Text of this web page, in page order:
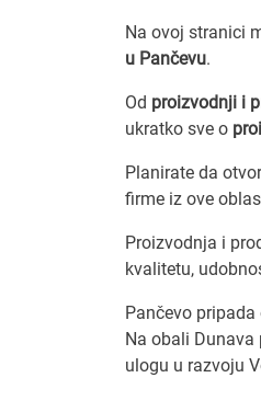
Na ovoj stranici
u Pančevu.
Od proizvodnji i
ukratko sve o
Planirate da
firme iz ove
Proizvodnja i
kvalitetu,
Pančevo
Na obali
ulogu u razvoju